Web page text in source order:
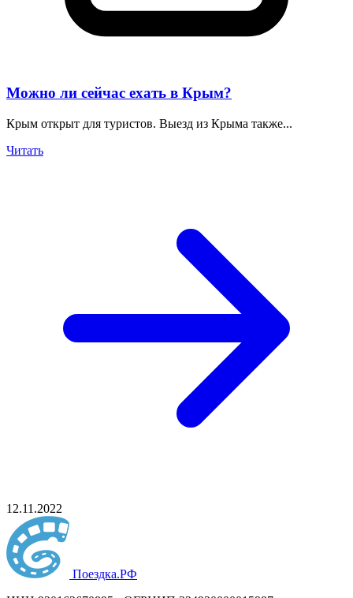
Можно ли сейчас ехать в Крым?
Крым открыт для туристов. Выезд из Крыма также...
Читать
12.11.2022
Поездка.РФ